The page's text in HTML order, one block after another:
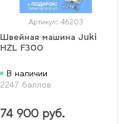
Артикул: 46203
Швейная машина Juki
HZL F300
В наличии
2247 баллов
74 900 руб.